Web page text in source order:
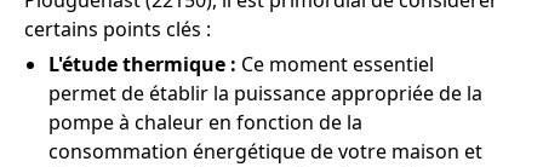
certains points clés :
L'étude thermique : Ce moment essentiel
permet de établir la puissance appropriée de la
pompe à chaleur en fonction de la
consommation énergétique de votre maison et